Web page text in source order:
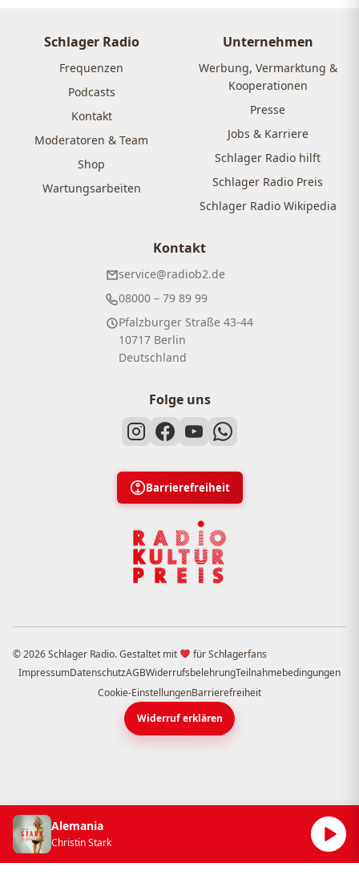
Schlager Radio
Frequenzen
Podcasts
Kontakt
Moderatoren & Team
Shop
Wartungsarbeiten
Unternehmen
Werbung, Vermarktung &
Kooperationen
Presse
Jobs & Karriere
Schlager Radio hilft
Schlager Radio Preis
Schlager Radio Wikipedia
Kontakt
service@radiob2.de
08000 – 79 89 99
Pfalzburger Straße 43-44
10717 Berlin
Deutschland
Folge uns
Barrierefreiheit
© 2026 Schlager Radio. Gestaltet mit
für Schlagerfans
ImpressumDatenschutzAGBWiderrufsbelehrungTeilnahmebedingungen
Cookie-EinstellungenBarrierefreiheit
Widerruf erklären
Alemania
Christin Stark